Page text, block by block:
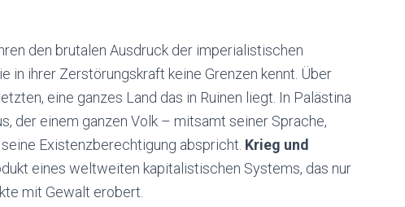
den brutalen Ausdruck der imperialistischen
in ihrer Zerstörungskraft keine Grenzen kennt. Über
eine ganzes Land das in Ruinen liegt. In Palästina
der einem ganzen Volk – mitsamt seiner Sprache,
Existenzberechtigung abspricht. Krieg und
eines weltweiten kapitalistischen Systems, das nur
mit Gewalt erobert.